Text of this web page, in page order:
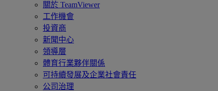
關於 TeamViewer
工作機會
投資商
新聞中心
領導層
體育行業夥伴關係
可持續發展及企業社會責任
公司治理